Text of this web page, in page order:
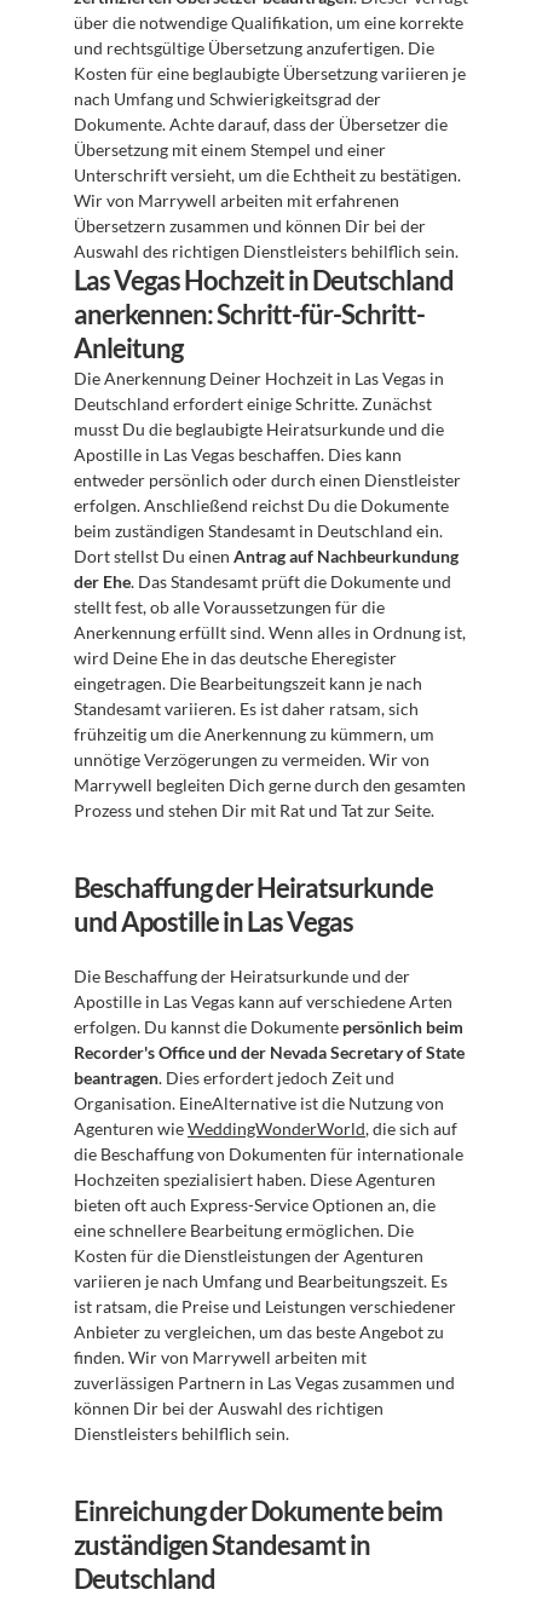
über die notwendige Qualifikation, um eine korrekte
und rechtsgültige Übersetzung anzufertigen. Die
Kosten für eine beglaubigte Übersetzung variieren je
nach Umfang und Schwierigkeitsgrad der
Dokumente. Achte darauf, dass der Übersetzer die
Übersetzung mit einem Stempel und einer
Unterschrift versieht, um die Echtheit zu bestätigen.
Wir von Marrywell arbeiten mit erfahrenen
Übersetzern zusammen und können Dir bei der
Auswahl des richtigen Dienstleisters behilflich sein.
Las Vegas Hochzeit in Deutschland
anerkennen: Schritt-für-Schritt-
Anleitung
Die Anerkennung Deiner Hochzeit in Las Vegas in
Deutschland erfordert einige Schritte. Zunächst
musst Du die beglaubigte Heiratsurkunde und die
Apostille in Las Vegas beschaffen. Dies kann
entweder persönlich oder durch einen Dienstleister
erfolgen. Anschließend reichst Du die Dokumente
beim zuständigen Standesamt in Deutschland ein.
Dort stellst Du einen Antrag auf Nachbeurkundung
der Ehe. Das Standesamt prüft die Dokumente und
stellt fest, ob alle Voraussetzungen für die
Anerkennung erfüllt sind. Wenn alles in Ordnung ist,
wird Deine Ehe in das deutsche Eheregister
eingetragen. Die Bearbeitungszeit kann je nach
Standesamt variieren. Es ist daher ratsam, sich
frühzeitig um die Anerkennung zu kümmern, um
unnötige Verzögerungen zu vermeiden. Wir von
Marrywell begleiten Dich gerne durch den gesamten
Prozess und stehen Dir mit Rat und Tat zur Seite.
Beschaffung der Heiratsurkunde
und Apostille in Las Vegas
Die Beschaffung der Heiratsurkunde und der
Apostille in Las Vegas kann auf verschiedene Arten
erfolgen. Du kannst die Dokumente persönlich beim
Recorder's Office und der Nevada Secretary of State
beantragen. Dies erfordert jedoch Zeit und
Organisation. EineAlternative ist die Nutzung von
Agenturen wie WeddingWonderWorld, die sich auf
die Beschaffung von Dokumenten für internationale
Hochzeiten spezialisiert haben. Diese Agenturen
bieten oft auch Express-Service Optionen an, die
eine schnellere Bearbeitung ermöglichen. Die
Kosten für die Dienstleistungen der Agenturen
variieren je nach Umfang und Bearbeitungszeit. Es
ist ratsam, die Preise und Leistungen verschiedener
Anbieter zu vergleichen, um das beste Angebot zu
finden. Wir von Marrywell arbeiten mit
zuverlässigen Partnern in Las Vegas zusammen und
können Dir bei der Auswahl des richtigen
Dienstleisters behilflich sein.
Einreichung der Dokumente beim
zuständigen Standesamt in
Deutschland